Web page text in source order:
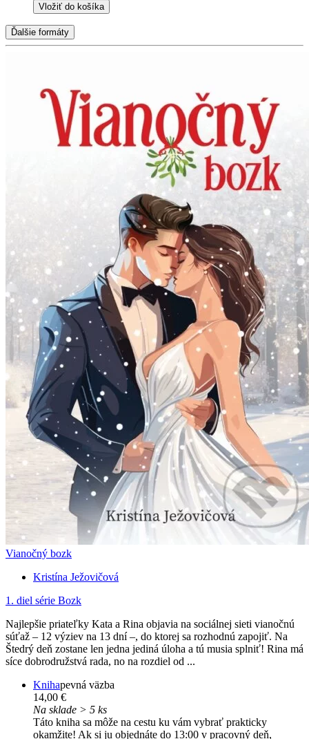
Vložiť do košíka
Ďalšie formáty
Vianočný bozk
Kristína Ježovičová
1. diel série Bozk
Najlepšie priateľky Kata a Rina objavia na sociálnej sieti vianočnú
súťaž – 12 výziev na 13 dní –, do ktorej sa rozhodnú zapojiť. Na
Štedrý deň zostane len jedna jediná úloha a tú musia splniť! Rina má
síce dobrodružstvá rada, no na rozdiel od ...
Knihapevná väzba
14,00 €
Na sklade > 5 ks
Táto kniha sa môže na cestu ku vám vybrať prakticky
okamžite! Ak si ju objednáte do 13:00 v pracovný deň,